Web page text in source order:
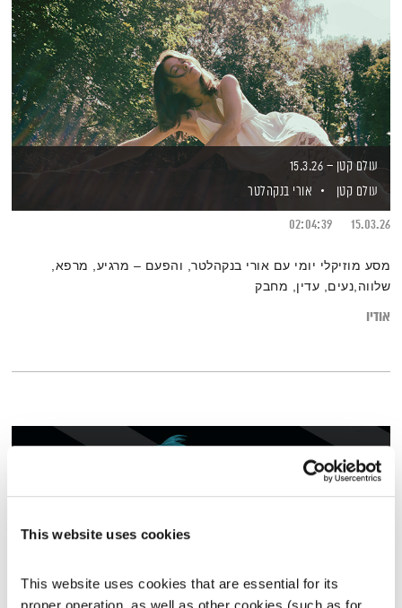
This website uses cookies
This website uses cookies that are essential for its
עולם קטן – 15.3.26
עולם קטן
אורי בנקהלטר
15.03.26
02:04:39
מסע מוזיקלי יומי עם אורי בנקהלטר, והפעם – מרגיע, מרפא,
שלווה,נעים, עדין, מחבק
אודיו